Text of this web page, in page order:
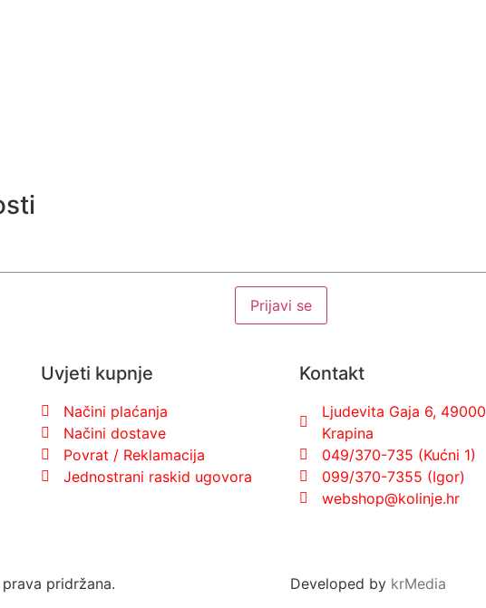
Uvjeti kupnje
Načini plaćanja
Načini dostave
Povrat / Reklamacija
Jednostrani raskid ugovora
Kontakt
Ljudevita Gaja 6, 49000
Krapina
049/370-735 (Kućni 1)
099/370-7355 (Igor)
webshop@kolinje.hr
prava pridržana. Developed by krMedia